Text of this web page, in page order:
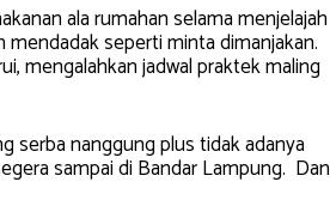
ala rumahan selama menjelajah
seperti minta dimanjakan.
mengalahkan jadwal praktek maling
serba nanggung plus tidak adanya
sampai di Bandar Lampung. Dan